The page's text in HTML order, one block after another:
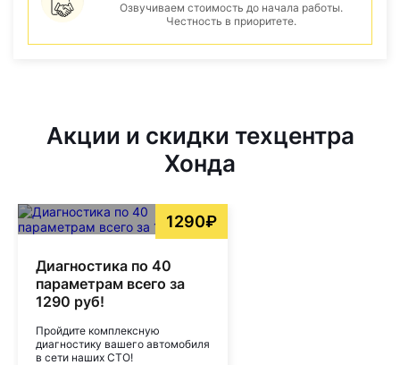
Озвучиваем стоимость до начала работы.
Честность в приоритете.
Акции и скидки техцентра
Хонда
1290₽
Диагностика по 40
параметрам всего за
1290 руб!
Пройдите комплексную
диагностику вашего автомобиля
в сети наших СТО!